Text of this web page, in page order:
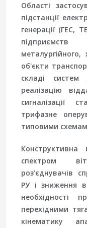
Області
підстанції
генерації (ГЕС,
підприємств
об'єкти
складі
реалізацію
сигналізації
трифазне
типовими
Конструктивна
спектром
роз'єднувачів
РУ і зниження
необхідності
перехідними
кінематику